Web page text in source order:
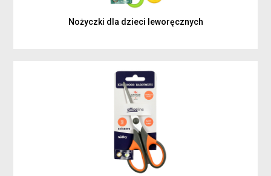
Nożyczki dla dzieci leworęcznych